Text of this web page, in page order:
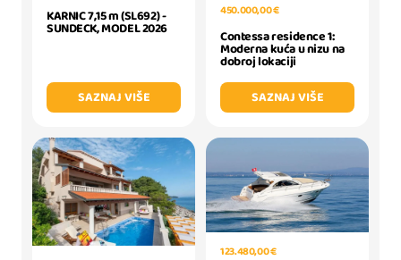
KARNIC 7,15 m (SL692) -
SUNDECK, MODEL 2026
SAZNAJ VIŠE
450.000,00 €
Contessa residence 1:
Moderna kuća u nizu na
dobroj lokaciji
SAZNAJ VIŠE
123.480,00 €